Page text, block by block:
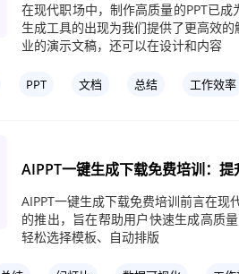
在现代职场中，制作高质量的PPT已
生成工具的出现为我们提供了更高效
业的演示文稿，还可以在设计和内容
PPT 文档 总结 工作效率
AIPPT一键生成下载免费培训：提
AIPPT一键生成下载免费培训前言在现
的推出，旨在帮助用户快速生成高质
轻松选择模板、自动排版